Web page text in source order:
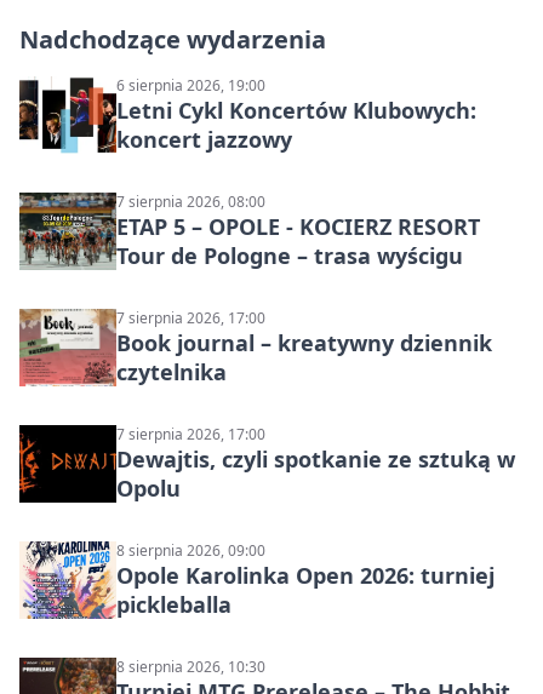
Nadchodzące wydarzenia
6 sierpnia 2026, 19:00
Letni Cykl Koncertów Klubowych:
koncert jazzowy
7 sierpnia 2026, 08:00
ETAP 5 – OPOLE - KOCIERZ RESORT
Tour de Pologne – trasa wyścigu
7 sierpnia 2026, 17:00
Book journal – kreatywny dziennik
czytelnika
7 sierpnia 2026, 17:00
Dewajtis, czyli spotkanie ze sztuką w
Opolu
8 sierpnia 2026, 09:00
Opole Karolinka Open 2026: turniej
pickleballa
8 sierpnia 2026, 10:30